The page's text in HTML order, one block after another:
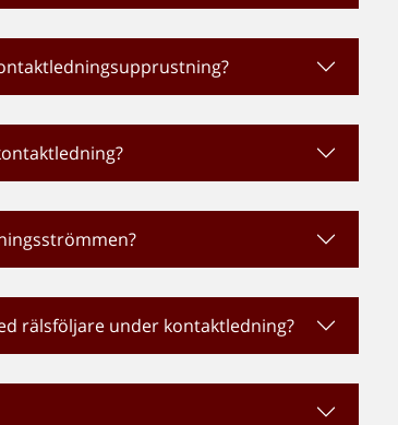
rälsföljare under kontaktledning?